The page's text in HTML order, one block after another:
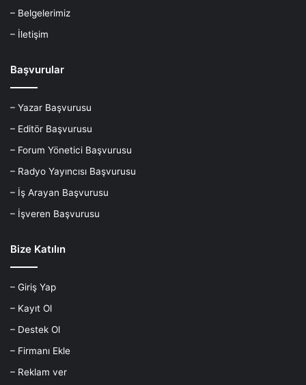
– Belgelerimiz
– İletişim
Başvurular
– Yazar Başvurusu
– Editör Başvurusu
– Forum Yönetici Başvurusu
– Radyo Yayıncısı Başvurusu
– İş Arayan Başvurusu
– İşveren Başvurusu
Bize Katılın
– Giriş Yap
– Kayıt Ol
– Destek Ol
– Firmanı Ekle
– Reklam ver